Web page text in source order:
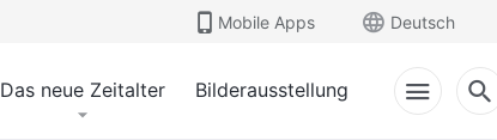
Mobile Apps Deutsch
Das neue Zeitalter Bilderausstellung
Glaubenszeugnis | "Meine
Minderwertigkeitsgefühle und